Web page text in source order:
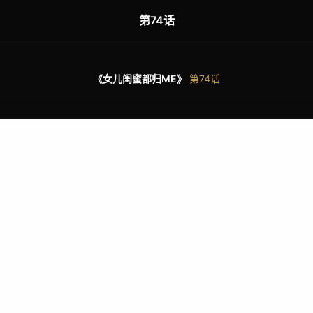
第74话
《女儿闺蜜都归ME》 第74话